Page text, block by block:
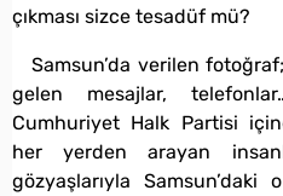
çıkması sizce tesadüf mü?
Samsun’da verilen
gelen mesajlar,
Cumhuriyet Halk Partisi
her yerden arayan
gözyaşlarıyla